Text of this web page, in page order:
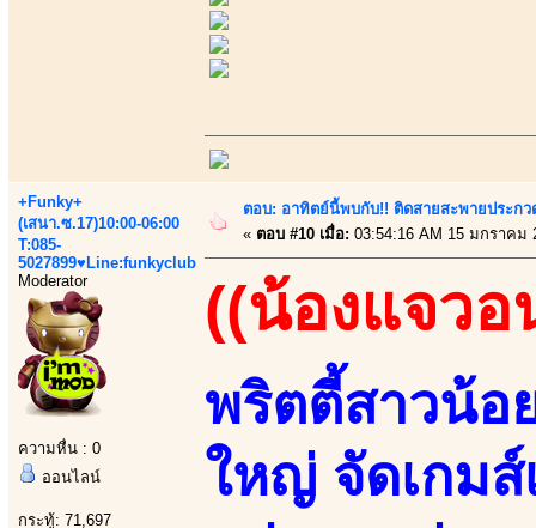
+Funky+
(เสนา.ซ.17)10:00-06:00
T:085-
5027899♥Line:funkyclub
Moderator
ความหื่น : 0
ออนไลน์
กระทู้: 71,697
ตอบ: อาทิตย์นี้พบกับ!! ติดสายสะพายประกว
« ตอบ #10 เมื่อ: 03:54:16 AM 15 มกราคม
((น้องแจวอ
พริตตี้สาวน้อ
ใหญ่ จัดเกมส์